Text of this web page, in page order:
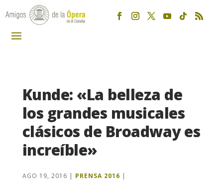
Kunde: «La belleza de
los grandes musicales
clásicos de Broadway es
increíble»
AGO 19, 2016 | PRENSA 2016 |